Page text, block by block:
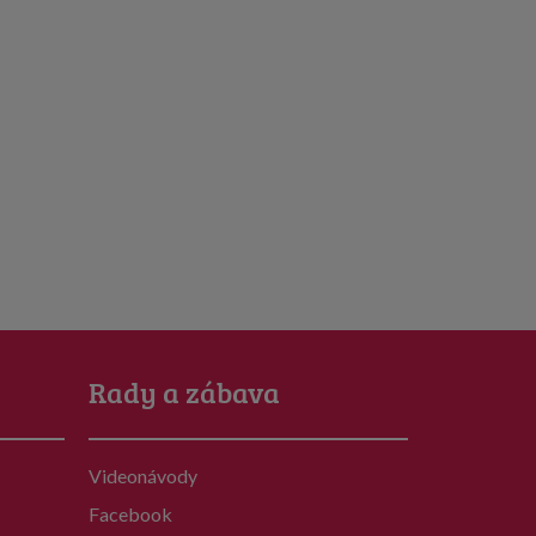
Rady a zábava
Videonávody
Facebook